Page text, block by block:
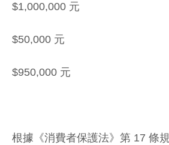
$1,000,000 元
$50,000 元
$950,000 元
根據《消費者保護法》第 17 條